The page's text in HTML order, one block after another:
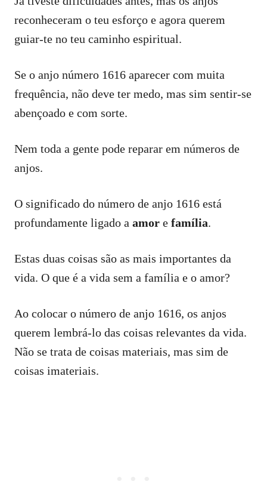
reconheceram o teu esforço e agora querem
guiar-te no teu caminho espiritual.
Se o anjo número 1616 aparecer com muita
frequência, não deve ter medo, mas sim sentir-se
abençoado e com sorte.
Nem toda a gente pode reparar em números de
anjos.
O significado do número de anjo 1616 está
profundamente ligado a amor e família.
Estas duas coisas são as mais importantes da
vida. O que é a vida sem a família e o amor?
Ao colocar o número de anjo 1616, os anjos
querem lembrá-lo das coisas relevantes da vida.
Não se trata de coisas materiais, mas sim de
coisas imateriais.